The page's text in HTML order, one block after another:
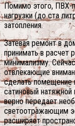
Помимо этого, ПВХ-
нагрузки (до ста
затопления.
Затевая ремонт в
принимать в расчет
минимализму.
отвлекающие
сделать помещение
сатиновый
верно передает
светоотражающим
расширяет